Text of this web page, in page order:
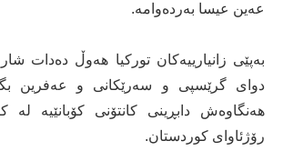
عەین عیسا بەردەوامە.
بەپێی زانیارییەكان توركیا هەوڵ دەدات
دوای گرێسپی و سەرێكانی و عەفرین
هەنگاوەش دابڕینی كانتۆنی كۆبانێیە لە
رۆژئاوای كوردستان.